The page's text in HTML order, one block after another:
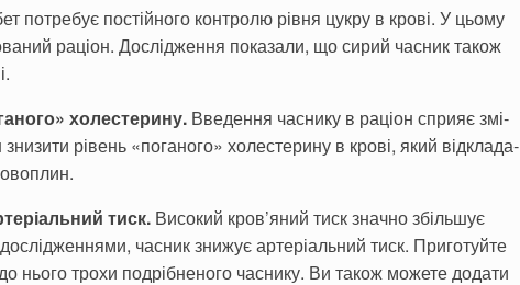
потре­бує постійного контролю рівня цукру в крові. У цьому
раці­он. Дослідження показали, що сирий часник також
хо­лестерину. Введення часнику в раціон сприяє змі­
рі­вень «поганого» холестерину в крові, який відклада­
тиск. Високий кров’яний тиск значно збільшує
часник знижує артеріальний тиск. Приготуйте
нього тро­хи подрібненого часнику. Ви також можете додати